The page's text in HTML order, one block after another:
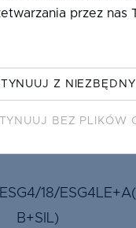
przez nas
Z
BEZ PLIKÓW
18/
B+SIL)